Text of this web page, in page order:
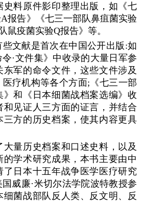
史料原件影印整理出版，如《七
报告》《七三一部队鼻疽菌实验
鼠疫菌实验Q报告》等。
献是首次在中国公开出版:如
令·文件集》中收录的大量日军参
军的命令文件，这些文件涉及
疗机构等各个方面;《七三一部
》和《日本细菌战档案选编》收
见证人三方面的证言，并结合
三方的历史档案，使其内容更具
量历史档案和口述史料，以及
的学术研究成果，本书主要由中
日本十五年战争医学医疗研究
威廉·米切尔法学院波特教授参
菌战部队反人类、反文明、反